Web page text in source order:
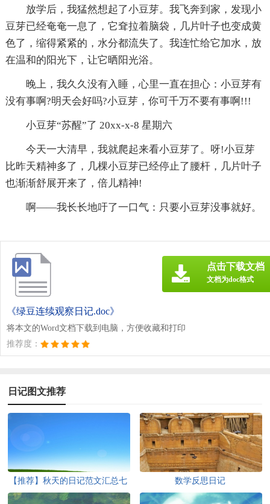
放学后，我猛然想起了小豆芽。我飞奔到家，发现小
豆芽已经奄奄一息了，它耷拉着脑袋，几片叶子也变成黄
色了，缩得紧紧的，水分都流失了。我连忙给它加水，放
在温和的阳光下，让它晒阳光浴。
晚上，我久久没有入睡，心里一直在担心：小豆芽有
没有事啊?明天会好吗?小豆芽，你可千万不要有事啊!!!
小豆芽“苏醒”了 20xx-x-8 星期六
今天一大清早，我就爬起来看小豆芽了。呀!小豆芽
比昨天精神多了，几棵小豆芽已经停止了腰杆，几片叶子
也渐渐舒展开来了，倍儿精神!
啊——我长长地吁了一口气：只要小豆芽没事就好。
《绿豆连续观察日记.doc》
将本文的Word文档下载到电脑，方便收藏和打印
推荐度：
点击下载文档
文档为doc格式
日记图文推荐
【推荐】秋天的日记范文汇总七
篇
数学反思日记